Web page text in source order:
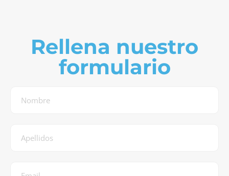
Rellena nuestro
formulario